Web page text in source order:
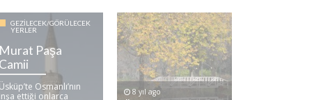
GEZILECEK/GÖRÜLECEK
YERLER
Murat Paşa
Camii
Üsküp’te Osmanlı’nın
inşa ettiği onlarca
8 yıl ago